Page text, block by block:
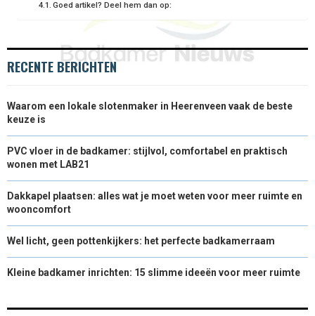
)
Goed artikel? Deel hem dan op:
RECENTE BERICHTEN
Waarom een lokale slotenmaker in Heerenveen vaak de beste
keuze is
PVC vloer in de badkamer: stijlvol, comfortabel en praktisch
wonen met LAB21
Dakkapel plaatsen: alles wat je moet weten voor meer ruimte en
wooncomfort
Wel licht, geen pottenkijkers: het perfecte badkamerraam
Kleine badkamer inrichten: 15 slimme ideeën voor meer ruimte